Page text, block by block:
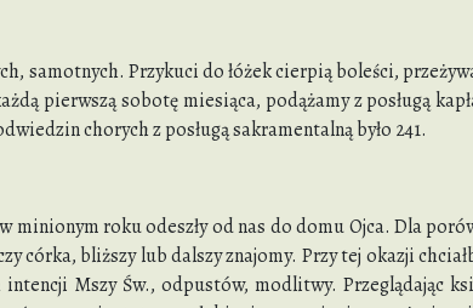
samotnych. Przykuci do łóżek cierpią boleści,
pierwszą sobotę miesiąca, podążamy z posługą
chorych z posługą sakramentalną było 241.
roku odeszły od nas do domu Ojca. Dla
córka, bliższy lub dalszy znajomy. Przy tej okazji
Mszy Św., odpustów, modlitwy. Przeglądając